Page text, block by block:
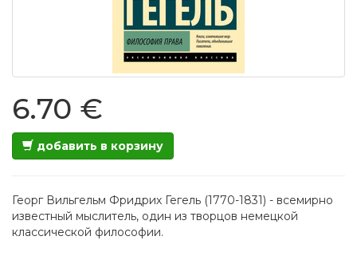
6.70 €
добавить в корзину
Георг Вильгельм Фридрих Гегель (1770-1831) - всемирно
известный мыслитель, один из творцов немецкой
классической философии.